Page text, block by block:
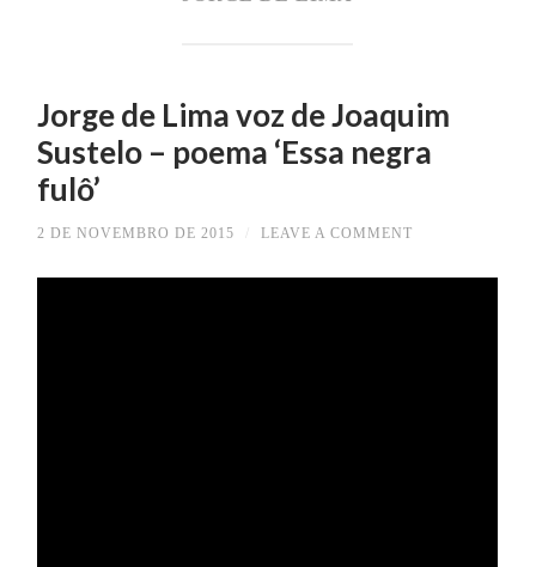
Jorge de Lima voz de Joaquim
Sustelo – poema ‘Essa negra
fulô’
2 DE NOVEMBRO DE 2015 LEAVE A COMMENT